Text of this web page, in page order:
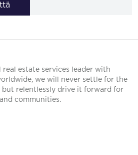
estate services leader with
we will never settle for the
but relentlessly drive it forward for
communities.